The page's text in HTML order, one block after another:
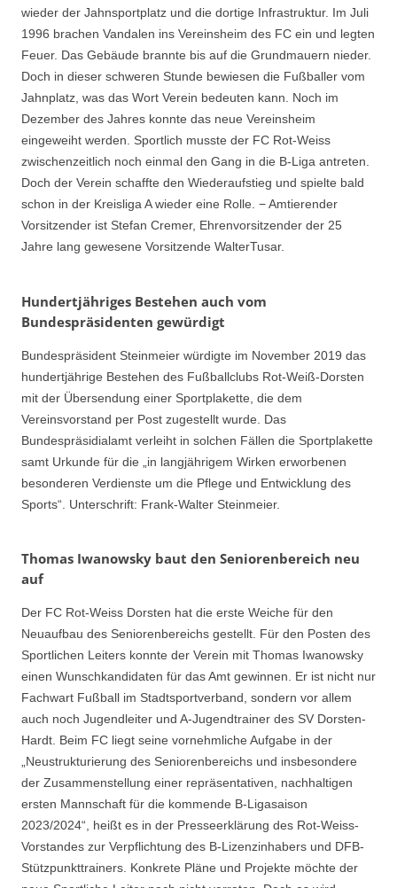
wieder der Jahnsportplatz und die dortige Infrastruktur. Im Juli
1996 brachen Vandalen ins Vereinsheim des FC ein und legten
Feuer. Das Gebäude brannte bis auf die Grundmauern nieder.
Doch in dieser schweren Stunde bewiesen die Fußballer vom
Jahnplatz, was das Wort Verein bedeuten kann. Noch im
Dezember des Jahres konnte das neue Vereinsheim
eingeweiht werden. Sportlich musste der FC Rot-Weiss
zwischenzeitlich noch einmal den Gang in die B-Liga antreten.
Doch der Verein schaffte den Wiederaufstieg und spielte bald
schon in der Kreisliga A wieder eine Rolle. − Amtierender
Vorsitzender ist Stefan Cremer, Ehrenvorsitzender der 25
Jahre lang gewesene Vorsitzende WalterTusar.
Hundertjähriges Bestehen auch vom
Bundespräsidenten gewürdigt
Bundespräsident Steinmeier würdigte im November 2019 das
hundertjährige Bestehen des Fußballclubs Rot-Weiß-Dorsten
mit der Übersendung einer Sportplakette, die dem
Vereinsvorstand per Post zugestellt wurde. Das
Bundespräsidialamt verleiht in solchen Fällen die Sportplakette
samt Urkunde für die „in langjährigem Wirken erworbenen
besonderen Verdienste um die Pflege und Entwicklung des
Sports“. Unterschrift: Frank-Walter Steinmeier.
Thomas Iwanowsky baut den Seniorenbereich neu
auf
Der FC Rot-Weiss Dorsten hat die erste Weiche für den
Neuaufbau des Seniorenbereichs gestellt. Für den Posten des
Sportlichen Leiters konnte der Verein mit Thomas Iwanowsky
einen Wunschkandidaten für das Amt gewinnen. Er ist nicht nur
Fachwart Fußball im Stadtsportverband, sondern vor allem
auch noch Jugendleiter und A-Jugendtrainer des SV Dorsten-
Hardt. Beim FC liegt seine vornehmliche Aufgabe in der
„Neustrukturierung des Seniorenbereichs und insbesondere
der Zusammenstellung einer repräsentativen, nachhaltigen
ersten Mannschaft für die kommende B-Ligasaison
2023/2024“, heißt es in der Presseerklärung des Rot-Weiss-
Vorstandes zur Verpflichtung des B-Lizenzinhabers und DFB-
Stützpunkttrainers. Konkrete Pläne und Projekte möchte der